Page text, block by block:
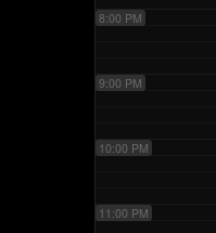
8:00 PM
9:00 PM
10:00 PM
11:00 PM